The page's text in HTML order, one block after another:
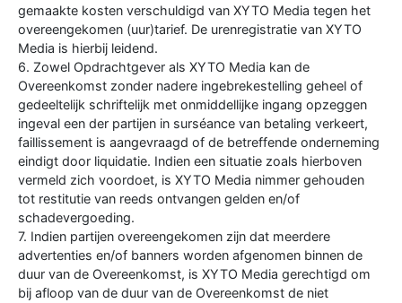
gemaakte kosten verschuldigd van XYTO Media tegen het
overeengekomen (uur)tarief. De urenregistratie van XYTO
Media is hierbij leidend.
6. Zowel Opdrachtgever als XYTO Media kan de
Overeenkomst zonder nadere ingebrekestelling geheel of
gedeeltelijk schriftelijk met onmiddellijke ingang opzeggen
ingeval een der partijen in surséance van betaling verkeert,
faillissement is aangevraagd of de betreffende onderneming
eindigt door liquidatie. Indien een situatie zoals hierboven
vermeld zich voordoet, is XYTO Media nimmer gehouden
tot restitutie van reeds ontvangen gelden en/of
schadevergoeding.
7. Indien partijen overeengekomen zijn dat meerdere
advertenties en/of banners worden afgenomen binnen de
duur van de Overeenkomst, is XYTO Media gerechtigd om
bij afloop van de duur van de Overeenkomst de niet